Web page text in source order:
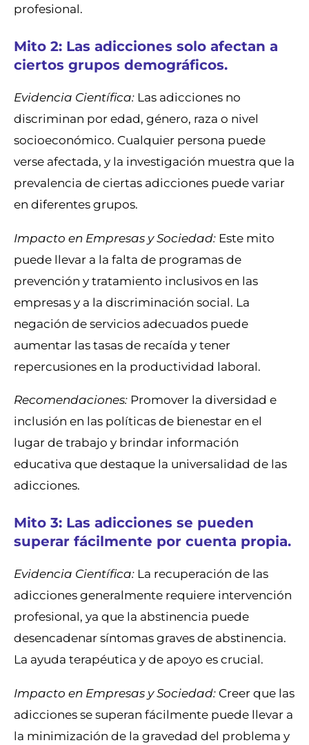
profesional.
Mito 2: Las adicciones solo afectan a
ciertos grupos demográficos.
Evidencia Científica: Las adicciones no
discriminan por edad, género, raza o nivel
socioeconómico. Cualquier persona puede
verse afectada, y la investigación muestra que la
prevalencia de ciertas adicciones puede variar
en diferentes grupos.
Impacto en Empresas y Sociedad: Este mito
puede llevar a la falta de programas de
prevención y tratamiento inclusivos en las
empresas y a la discriminación social. La
negación de servicios adecuados puede
aumentar las tasas de recaída y tener
repercusiones en la productividad laboral.
Recomendaciones: Promover la diversidad e
inclusión en las políticas de bienestar en el
lugar de trabajo y brindar información
educativa que destaque la universalidad de las
adicciones.
Mito 3: Las adicciones se pueden
superar fácilmente por cuenta propia.
Evidencia Científica: La recuperación de las
adicciones generalmente requiere intervención
profesional, ya que la abstinencia puede
desencadenar síntomas graves de abstinencia.
La ayuda terapéutica y de apoyo es crucial.
Impacto en Empresas y Sociedad: Creer que las
adicciones se superan fácilmente puede llevar a
la minimización de la gravedad del problema y